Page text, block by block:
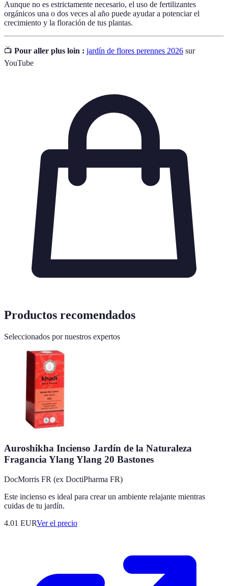
Aunque no es estrictamente necesario, el uso de fertilizantes
orgánicos una o dos veces al año puede ayudar a potenciar el
crecimiento y la floración de tus plantas.
📺 Pour aller plus loin : jardín de flores perennes 2026 sur
YouTube
Productos recomendados
Seleccionados por nuestros expertos
Auroshikha Incienso Jardín de la Naturaleza
Fragancia Ylang Ylang 20 Bastones
DocMorris FR (ex DoctiPharma FR)
Este incienso es ideal para crear un ambiente relajante mientras
cuidas de tu jardín.
4.01 EURVer el precio